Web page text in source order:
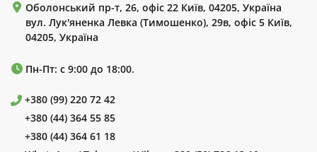
Оболонський пр-т, 26, офіс 22 Київ, 04205, Україна
вул. Лук'яненка Левка (Тимошенко), 29в, офіс 5 Київ,
04205, Україна
Пн-Пт: с 9:00 до 18:00.
+380 (99) 220 72 42
+380 (44) 364 55 85
+380 (44) 364 61 18